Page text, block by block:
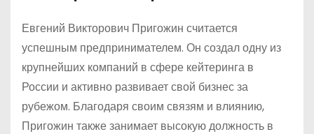
Евгений Викторович Пригожин считается
успешным предпринимателем. Он создал одну из
крупнейших компаний в сфере кейтеринга в
России и активно развивает свой бизнес за
рубежом. Благодаря своим связям и влиянию,
Пригожин также занимает высокую должность в